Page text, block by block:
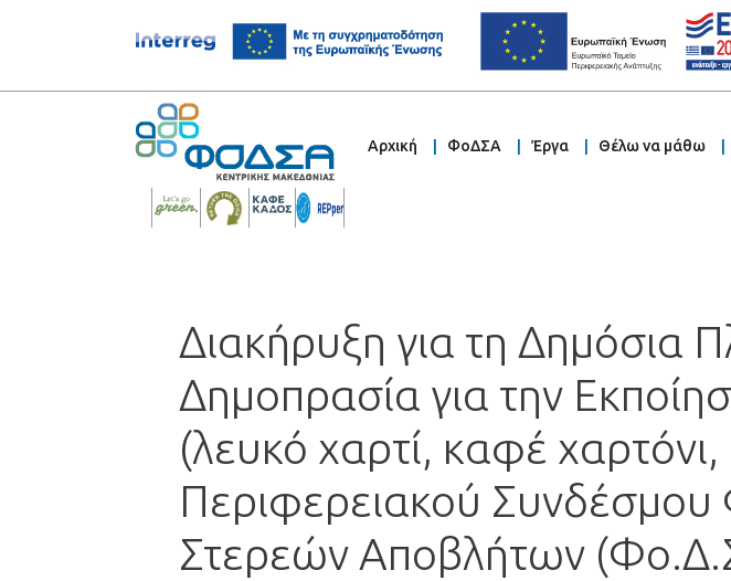
Αρχική ΦοΔΣΑ Έργα Θέλω να μάθω
Διακήρυξη για τη Δημόσια
Δημοπρασία για την
(λευκό χαρτί, καφέ
Περιφερειακού Συνδέσμου
Στερεών Αποβλήτων